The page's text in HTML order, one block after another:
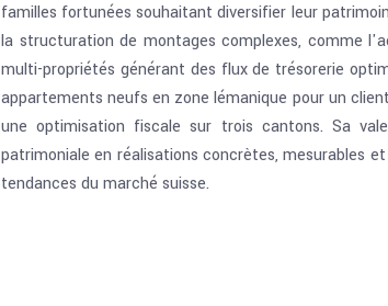
familles fortunées souhaitant diversifier leur
la structuration de montages complexes, comme
multi-propriétés générant des flux de trésorerie
appartements neufs en zone lémanique pour un
une optimisation fiscale sur trois cantons. Sa
patrimoniale en réalisations concrètes, mesurables
tendances du marché suisse.